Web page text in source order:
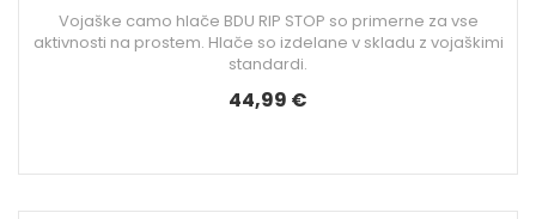
Vojaške camo hlače BDU RIP STOP so primerne za vse
aktivnosti na prostem. Hlače so izdelane v skladu z vojaškimi
standardi.
44,99 €